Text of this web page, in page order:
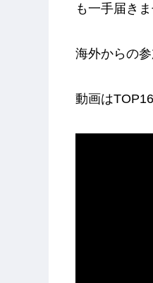
も一手届き
海外からの
動画は